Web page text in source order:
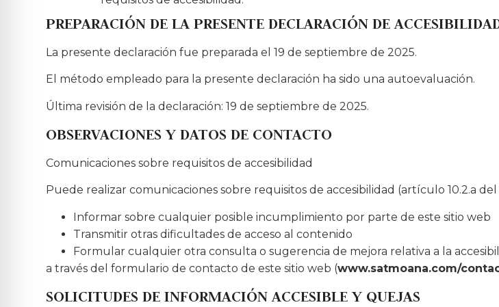
PREPARACIÓN DE LA PRESENTE DECLARACIÓN DE
La presente declaración fue preparada el 19 de septiembre de 2025.
El método empleado para la presente declaración ha sido una autoevaluación.
Última revisión de la declaración: 19 de septiembre de 2025.
OBSERVACIONES Y DATOS DE CONTACTO
Comunicaciones sobre requisitos de accesibilidad
Puede realizar comunicaciones sobre requisitos de accesibilidad (artículo 10.2.a del
Informar sobre cualquier posible incumplimiento por parte de este sitio web
Transmitir otras dificultades de acceso al contenido
Formular cualquier otra consulta o sugerencia de mejora relativa a la
a través del formulario de contacto de este sitio web (www.satmoana.com/
SOLICITUDES DE INFORMACIÓN ACCESIBLE Y QUEJAS